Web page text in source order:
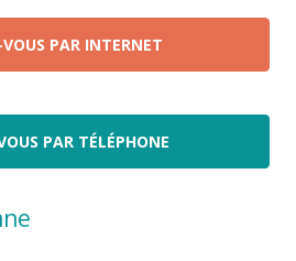
PAR INTERNET
PAR TÉLÉPHONE